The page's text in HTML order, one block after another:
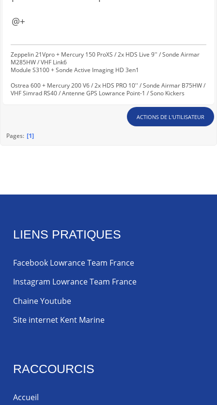
@+
Zeppelin 21Vpro + Mercury 150 ProXS / 2x HDS Live 9'' / Sonde Airmar
M285HW / VHF Link6
Module S3100 + Sonde Active Imaging HD 3en1
Ostrea 600 + Mercury 200 V6 / 2x HDS PRO 10'' / Sonde Airmar B75HW /
VHF Simrad RS40 / Antenne GPS Lowrance Point-1 / Sono Kickers
ACTIONS DE L'UTILISATEUR
Pages 1
LIENS PRATIQUES
Facebook Lowrance Team France
Instagram Lowrance Team France
Chaine Youtube
Site internet Kent Marine
RACCOURCIS
Accueil